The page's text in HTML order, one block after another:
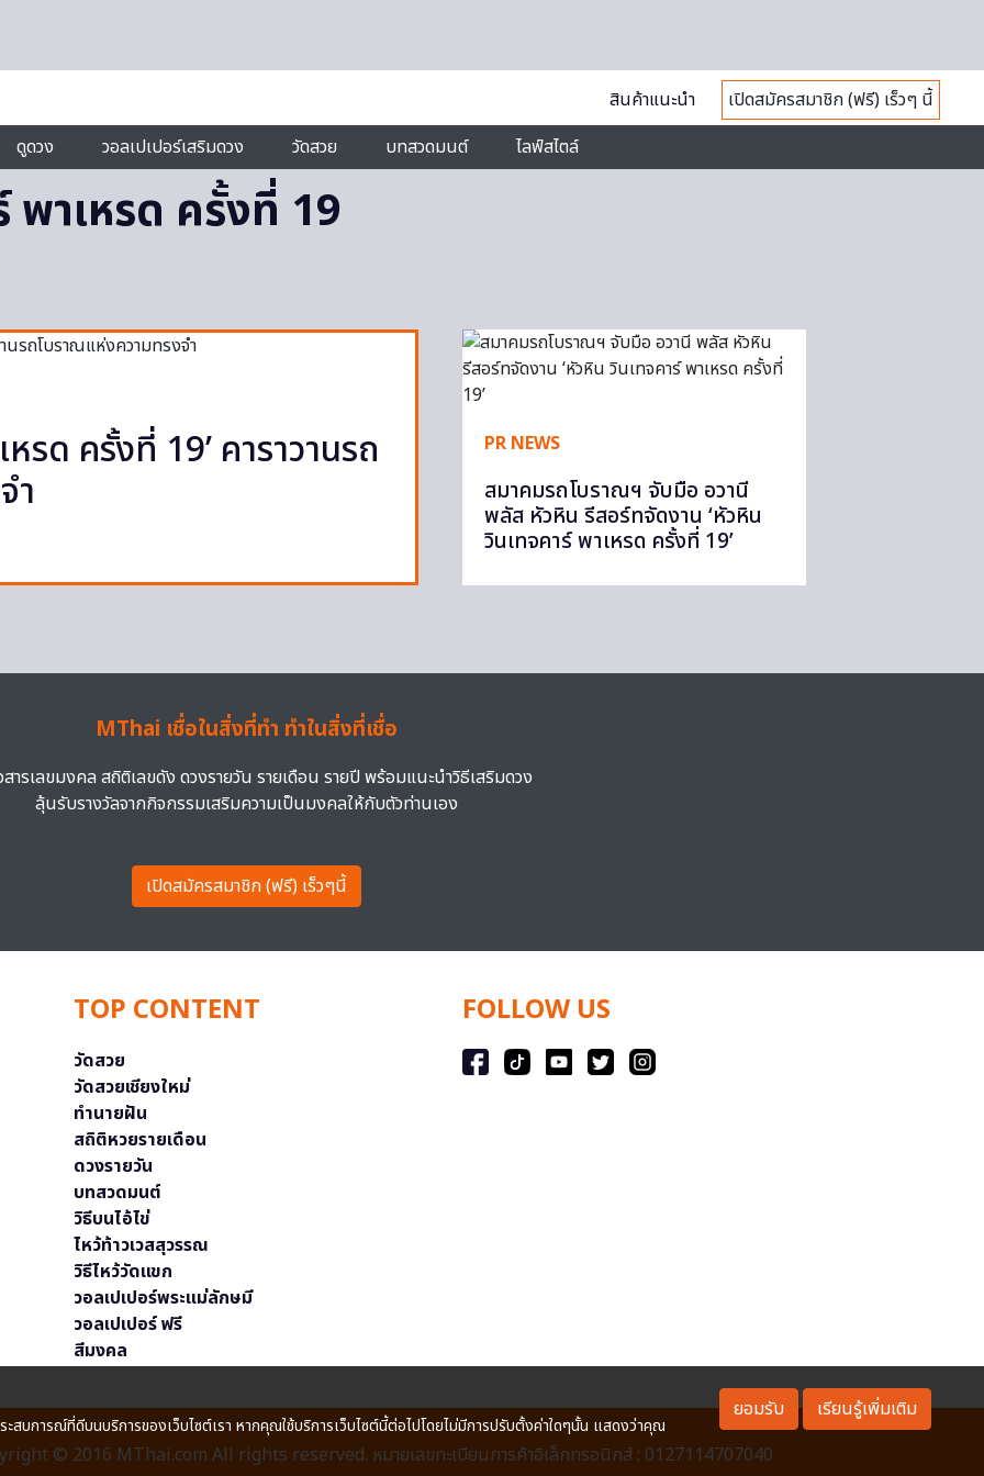
สินค้าแนะนำ
เปิดสมัครสมาชิก (ฟรี) เร็วๆ นี้
ดูดวง วอลเปเปอร์เสริมดวง วัดสวย บทสวดมนต์ ไลฟ์สไตล์
พาเหรด ครั้งที่ 19
รด ครั้งที่ 19’ คาราวานรถ
ำ
PR NEWS
สมาคมรถโบราณฯ จับมือ อวานี
พลัส หัวหิน รีสอร์ทจัดงาน ‘หัวหิน
วินเทจคาร์ พาเหรด ครั้งที่ 19’
MThai เชื่อในสิ่งที่ทำ ทำในสิ่งที่เชื่อ
สารเลขมงคล สถิติเลขดัง ดวงรายวัน รายเดือน รายปี พร้อมแนะนำวิธีเสริมดวง
ลุ้นรับรางวัลจากกิจกรรมเสริมความเป็นมงคลให้กับตัวท่านเอง
เปิดสมัครสมาชิก (ฟรี) เร็วๆนี้
TOP CONTENT
วัดสวย
วัดสวยเชียงใหม่
ทำนายฝัน
สถิติหวยรายเดือน
ดวงรายวัน
บทสวดมนต์
วิธีบนไอ้ไข่
ไหว้ท้าวเวสสุวรรณ
วิธีไหว้วัดแขก
วอลเปเปอร์พระแม่ลักษมี
วอลเปเปอร์ ฟรี
สีมงคล
FOLLOW US
© 2016 MThai.com All rights reserved. หมายเลขทะเบียนการค้าอิเล็กทรอนิกส์ : 0127114707040
บการณ์ที่ดีบนบริการของเว็บไซต์เรา หากคุณใช้บริการเว็บไซต์นี้ต่อไปโดยไม่มีการปรับตั้งค่าใดๆนั้น แสดงว่าคุณ
ยอมรับ เรียนรู้เพิ่มเติม